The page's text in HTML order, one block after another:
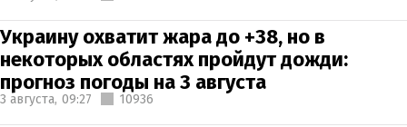
Украину охватит жара до +38, но в
некоторых областях пройдут дожди:
прогноз погоды на 3 августа
3 августа, 09:27 10936